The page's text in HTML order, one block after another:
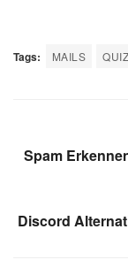
Tags: MAILS QUIZ
Spam
Discord